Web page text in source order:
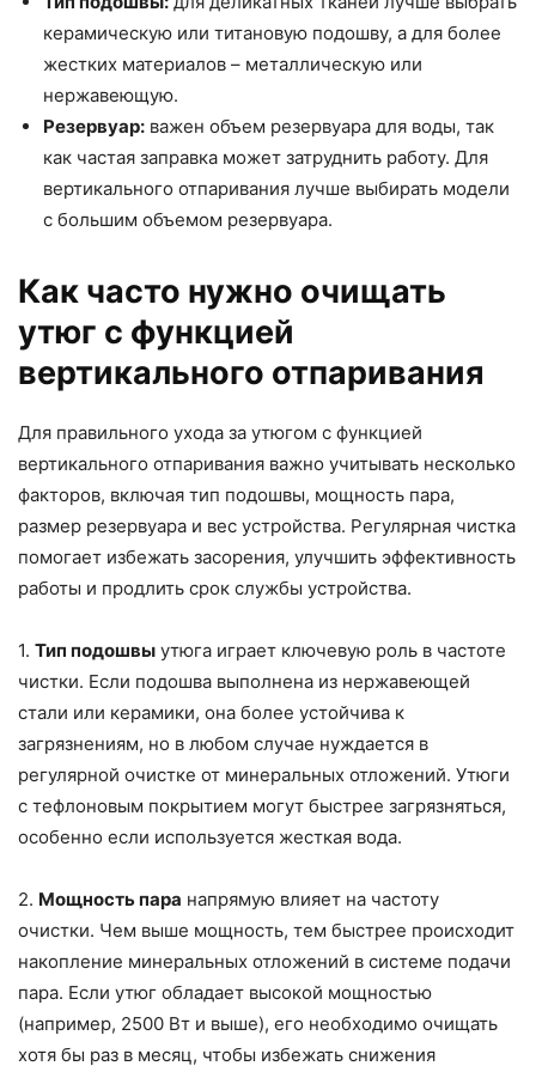
керамическую или титановую подошву, а для более
жестких материалов – металлическую или
нержавеющую.
Резервуар: важен объем резервуара для воды, так
как частая заправка может затруднить работу. Для
вертикального отпаривания лучше выбирать модели
с большим объемом резервуара.
Как часто нужно очищать
утюг с функцией
вертикального отпаривания
Для правильного ухода за утюгом с функцией
вертикального отпаривания важно учитывать несколько
факторов, включая тип подошвы, мощность пара,
размер резервуара и вес устройства. Регулярная чистка
помогает избежать засорения, улучшить эффективность
работы и продлить срок службы устройства.
1. Тип подошвы утюга играет ключевую роль в частоте
чистки. Если подошва выполнена из нержавеющей
стали или керамики, она более устойчива к
загрязнениям, но в любом случае нуждается в
регулярной очистке от минеральных отложений. Утюги
с тефлоновым покрытием могут быстрее загрязняться,
особенно если используется жесткая вода.
2. Мощность пара напрямую влияет на частоту
очистки. Чем выше мощность, тем быстрее происходит
накопление минеральных отложений в системе подачи
пара. Если утюг обладает высокой мощностью
(например, 2500 Вт и выше), его необходимо очищать
хотя бы раз в месяц, чтобы избежать снижения